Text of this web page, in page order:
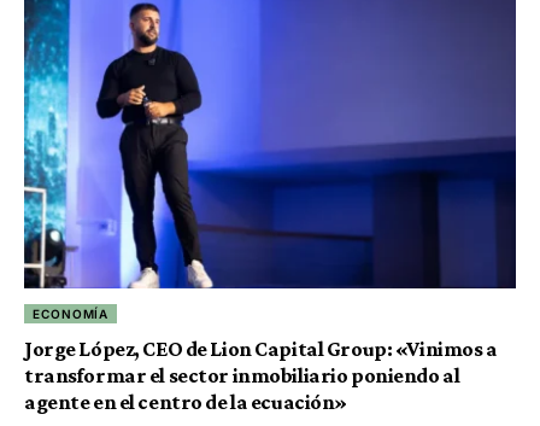
ECONOMÍA
Jorge López, CEO de Lion Capital Group: «Vinimos a
transformar el sector inmobiliario poniendo al
agente en el centro de la ecuación»